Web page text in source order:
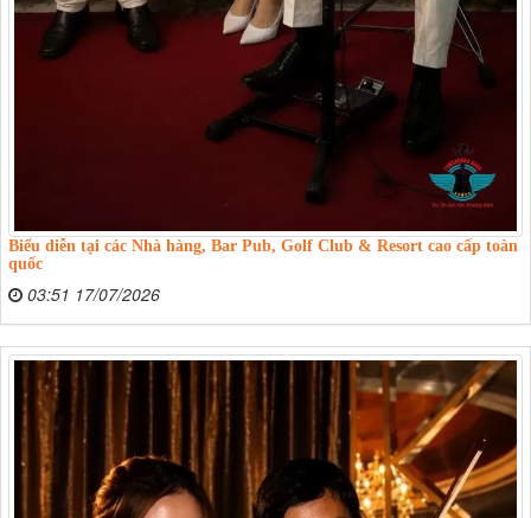
Biểu diễn tại các Nhà hàng, Bar Pub, Golf Club & Resort cao cấp toàn
quốc
03:51 17/07/2026